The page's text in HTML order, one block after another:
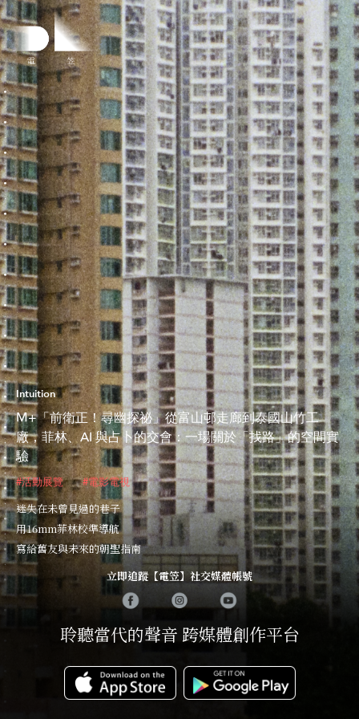
Intuition
M+「前衛正！尋幽探祕」從富山邨走廊到泰國山竹工
廠，菲林、AI 與占卜的交會：一場關於「找路」的空間實
驗
#活動展覽 #電影電視
迷失在未曾見過的巷子
用16mm菲林校準導航
寫給舊友與未來的朝聖指南
立即追蹤【電笠】社交媒體帳號
聆聽當代的聲音 跨媒體創作平台